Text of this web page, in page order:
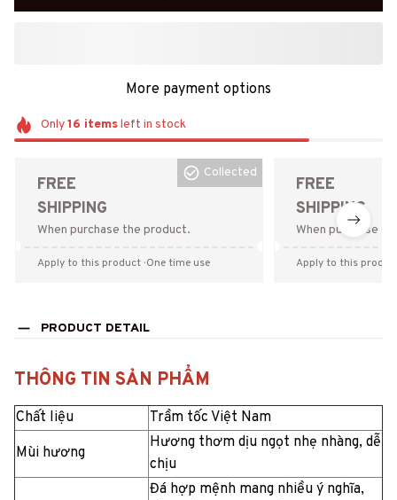
More payment options
Only16 itemsleft in stock
FREE
SHIPPING
When purchase the product.
Collected
Apply to this product · One time use
FREE
SHIPPING
When purchase
Apply to this
PRODUCT DETAIL
THÔNG TIN SẢN PHẨM
Chất liệu
Trầm tốc Việt Nam
Mùi hương
Hương thơm dịu ngọt nhẹ nhàng, dễ
chịu
Đá hợp mệnh mang nhiều ý nghĩa,